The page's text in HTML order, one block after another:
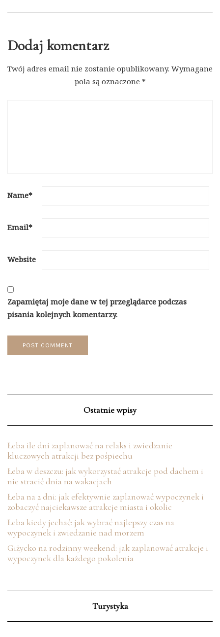
Dodaj komentarz
Twój adres email nie zostanie opublikowany. Wymagane
pola są oznaczone *
Name*
Email*
Website
Zapamiętaj moje dane w tej przeglądarce podczas
pisania kolejnych komentarzy.
Ostatnie wpisy
Łeba ile dni zaplanować na relaks i zwiedzanie
kluczowych atrakcji bez pośpiechu
Łeba w deszczu: jak wykorzystać atrakcje pod dachem i
nie stracić dnia na wakacjach
Łeba na 2 dni: jak efektywnie zaplanować wypoczynek i
zobaczyć najciekawsze atrakcje miasta i okolic
Łeba kiedy jechać: jak wybrać najlepszy czas na
wypoczynek i zwiedzanie nad morzem
Giżycko na rodzinny weekend: jak zaplanować atrakcje i
wypoczynek dla każdego pokolenia
Turystyka